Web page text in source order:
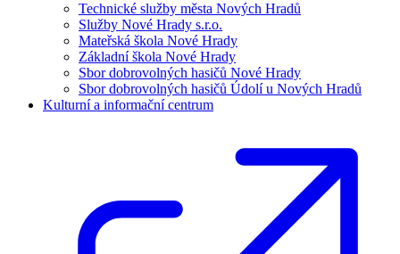
Technické služby města Nových Hradů
Služby Nové Hrady s.r.o.
Mateřská škola Nové Hrady
Základní škola Nové Hrady
Sbor dobrovolných hasičů Nové Hrady
Sbor dobrovolných hasičů Údolí u Nových Hradů
Kulturní a informační centrum